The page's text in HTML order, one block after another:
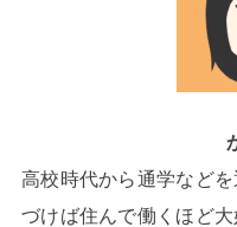
高校時代から通学など
づけば住んで働くほど